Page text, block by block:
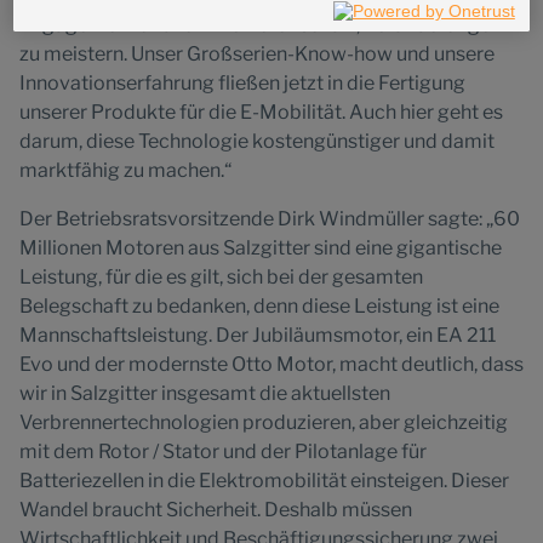
Engagement und für Ihre Bereitschaft, Veränderungen
zu meistern. Unser Großserien-Know-how und unsere
Innovationserfahrung fließen jetzt in die Fertigung
unserer Produkte für die E-Mobilität. Auch hier geht es
darum, diese Technologie kostengünstiger und damit
marktfähig zu machen.“
Der Betriebsratsvorsitzende Dirk Windmüller sagte: „60
Millionen Motoren aus Salzgitter sind eine gigantische
Leistung, für die es gilt, sich bei der gesamten
Belegschaft zu bedanken, denn diese Leistung ist eine
Mannschaftsleistung. Der Jubiläumsmotor, ein EA 211
Evo und der modernste Otto Motor, macht deutlich, dass
wir in Salzgitter insgesamt die aktuellsten
Verbrennertechnologien produzieren, aber gleichzeitig
mit dem Rotor / Stator und der Pilotanlage für
Batteriezellen in die Elektromobilität einsteigen. Dieser
Wandel braucht Sicherheit. Deshalb müssen
Richtlinie sowie in den Technologie Einstellungen am Ende der
Website.